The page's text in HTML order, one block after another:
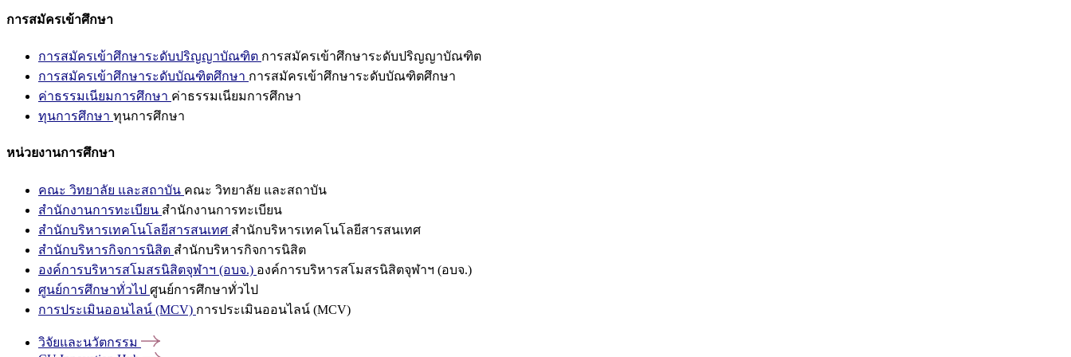
การสมัครเข้าศึกษา
การสมัครเข้าศึกษาระดับปริญญาบัณฑิต การสมัครเข้าศึกษาระดับปริญญาบัณฑิต
การสมัครเข้าศึกษาระดับบัณฑิตศึกษา การสมัครเข้าศึกษาระดับบัณฑิตศึกษา
ค่าธรรมเนียมการศึกษา ค่าธรรมเนียมการศึกษา
ทุนการศึกษา ทุนการศึกษา
หน่วยงานการศึกษา
คณะ วิทยาลัย และสถาบัน คณะ วิทยาลัย และสถาบัน
สำนักงานการทะเบียน สำนักงานการทะเบียน
สำนักบริหารเทคโนโลยีสารสนเทศ สำนักบริหารเทคโนโลยีสารสนเทศ
สำนักบริหารกิจการนิสิต สำนักบริหารกิจการนิสิต
องค์การบริหารสโมสรนิสิตจุฬาฯ (อบจ.) องค์การบริหารสโมสรนิสิตจุฬาฯ (อบจ.)
ศูนย์การศึกษาทั่วไป ศูนย์การศึกษาทั่วไป
การประเมินออนไลน์ (MCV) การประเมินออนไลน์ (MCV)
วิจัยและนวัตกรรม